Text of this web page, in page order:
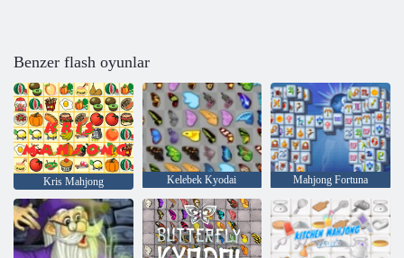
Benzer flash oyunlar
Kris Mahjong Kelebek Kyodai Mahjong Fortuna